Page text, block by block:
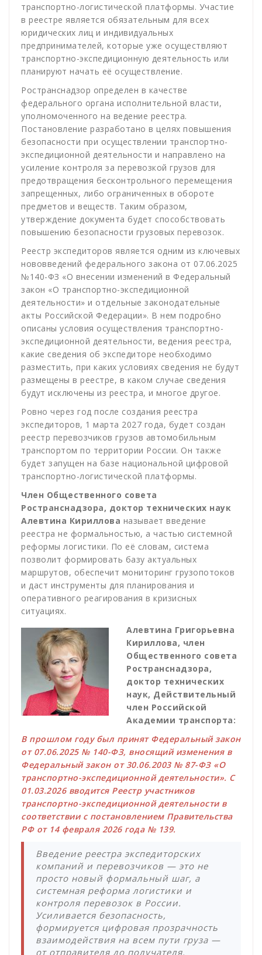
транспортно-логистической платформы. Участие
в реестре является обязательным для всех
юридических лиц и индивидуальных
предпринимателей, которые уже осуществляют
транспортно-экспедиционную деятельность или
планируют начать её осуществление.
Ространснадзор определен в качестве
федерального органа исполнительной власти,
уполномоченного на ведение реестра.
Постановление разработано в целях повышения
безопасности при осуществлении транспортно-
экспедиционной деятельности и направлено на
усиление контроля за перевозкой грузов для
предотвращения бесконтрольного перемещения
запрещенных, либо ограниченных в обороте
предметов и веществ. Таким образом,
утверждение документа будет способствовать
повышению безопасности грузовых перевозок.
Реестр экспедиторов является одним из ключевых
нововведений федерального закона от 07.06.2025
№140-ФЗ «О внесении изменений в Федеральный
закон «О транспортно-экспедиционной
деятельности» и отдельные законодательные
акты Российской Федерации». В нем подробно
описаны условия осуществления транспортно-
экспедиционной деятельности, ведения реестра,
какие сведения об экспедиторе необходимо
разместить, при каких условиях сведения не будут
размещены в реестре, в каком случае сведения
будут исключены из реестра, и многое другое.
Ровно через год после создания реестра
экспедиторов, 1 марта 2027 года, будет создан
реестр перевозчиков грузов автомобильным
транспортом по территории России. Он также
будет запущен на базе национальной цифровой
транспортно-логистической платформы.
Член Общественного совета
Ространснадзора, доктор технических наук
Алевтина Кириллова называет введение
реестра не формальностью, а частью системной
реформы логистики. По её словам, система
позволит формировать базу актуальных
маршрутов, обеспечит мониторинг грузопотоков
и даст инструменты для планирования и
оперативного реагирования в кризисных
ситуациях.
Алевтина Григорьевна
Кириллова, член
Общественного совета
Ространснадзора,
доктор технических
наук, Действительный
член Российской
Академии транспорта:
В прошлом году был принят Федеральный закон
от 07.06.2025 № 140-ФЗ, вносящий изменения в
Федеральный закон от 30.06.2003 № 87-ФЗ «О
транспортно-экспедиционной деятельности». С
01.03.2026 вводится Реестр участников
транспортно-экспедиционной деятельности в
соответствии с постановлением Правительства
РФ от 14 февраля 2026 года № 139.
Введение реестра экспедиторских
компаний и перевозчиков — это не
просто новый формальный шаг, а
системная реформа логистики и
контроля перевозок в России.
Усиливается безопасность,
формируется цифровая прозрачность
взаимодействия на всем пути груза —
от отправителя до получателя.